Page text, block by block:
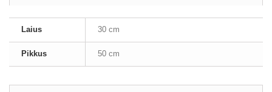
Laius 30 cm
Pikkus 50 cm